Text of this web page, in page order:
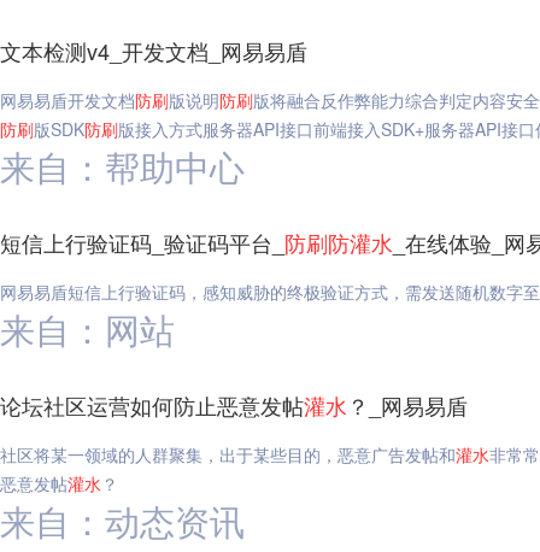
文本检测v4_开发文档_网易易盾
网易易盾开发文档防刷版说明防刷版将融合反作弊能力综合判定内容安
防刷版SDK防刷版接入方式服务器API接口前端接入SDK+服务器API接
来自：帮助中心
短信上行验证码_验证码平台_ 防刷防灌水 _在线体验_网
网易易盾短信上行验证码，感知威胁的终极验证方式，需发送随机数
来自：网站
论坛社区运营如何防止恶意发帖灌水 ？_网易易盾
社区将某一领域的人群聚集，出于某些目的，恶意广告发帖和灌水非常
恶意发帖灌水 ？
来自：动态资讯